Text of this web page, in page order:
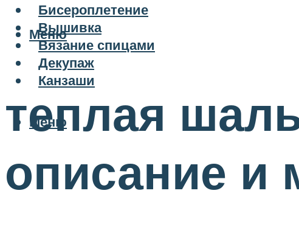
Бисероплетение
Вышивка
Вязание спицами
Декупаж
Канзаши
Меню
Меню
теплая
описание и